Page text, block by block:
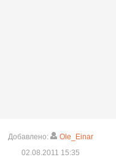
Добавлено:
Ole_Einar
02.08.2011 15:35